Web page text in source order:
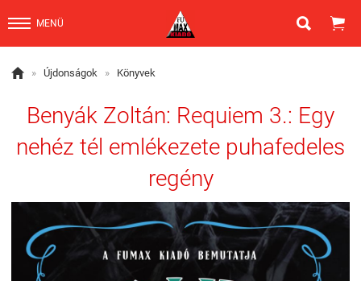
MENÜ  
 » Újdonságok » Könyvek
Benyák Zoltán: Requiem 3.: Egy
nehéz tél emlékezete puhafedeles
regény